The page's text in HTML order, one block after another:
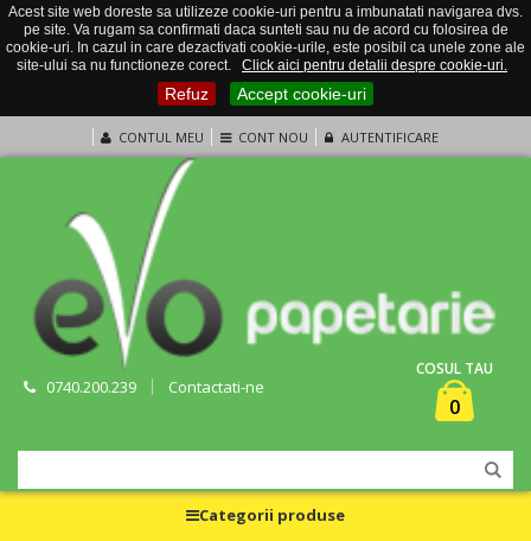
Acest site web doreste sa utilizeze cookie-uri pentru a imbunatati navigarea dvs.
pe site. Va rugam sa confirmati daca sunteti sau nu de acord cu folosirea de
cookie-uri. In cazul in care dezactivati cookie-urile, este posibil ca unele zone ale
site-ului sa nu functioneze corect.
Click aici pentru detalii despre cookie-uri.
Refuz Accept cookie-uri
CONTUL MEU CONT NOU AUTENTIFICARE
0740.200.239 Contactati-ne
COSUL TAU
0
Categorii produse